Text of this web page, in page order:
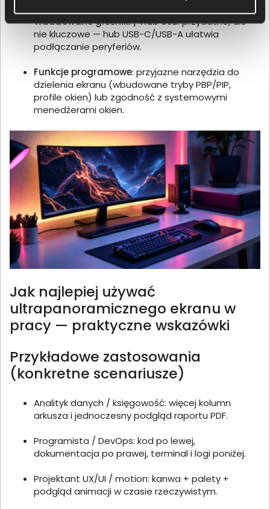
Wbudowane głośniki / hub USB: przydatne, ale
nie kluczowe — hub USB-C/USB-A ułatwia
podłączanie peryferiów.
Funkcje programowe: przyjazne narzędzia do
dzielenia ekranu (wbudowane tryby PBP/PIP,
profile okien) lub zgodność z systemowymi
menedżerami okien.
Jak najlepiej używać
ultrapanoramicznego ekranu w
pracy — praktyczne wskazówki
Przykładowe zastosowania
(konkretne scenariusze)
Analityk danych / księgowość: więcej kolumn
arkusza i jednoczesny podgląd raportu PDF.
Programista / DevOps: kod po lewej,
dokumentacja po prawej, terminal i logi poniżej.
Projektant UX/UI / motion: kanwa + palety +
podgląd animacji w czasie rzeczywistym.